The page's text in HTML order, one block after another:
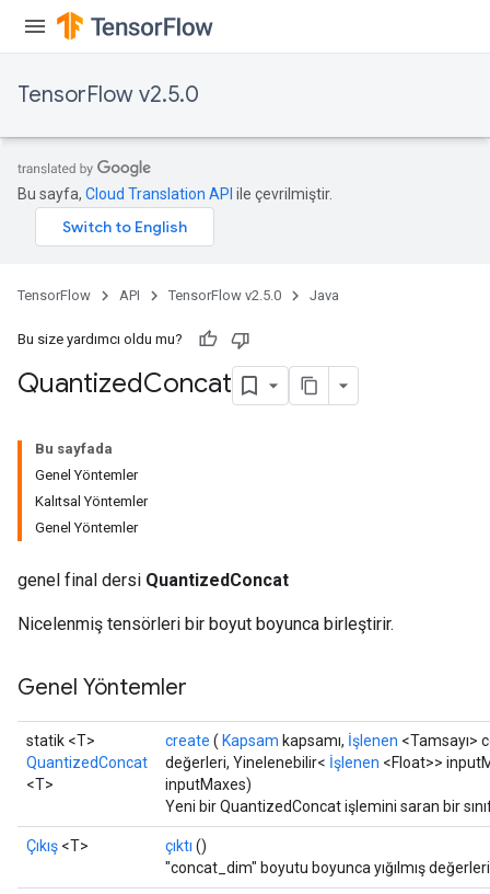
TensorFlow v2.5.0
Bu sayfa, Cloud Translation API ile çevrilmiştir.
TensorFlow API TensorFlow v2.5.0 Java
Bu size yardımcı oldu mu?
QuantizedConcat
Bu sayfada
Genel Yöntemler
Kalıtsal Yöntemler
Genel Yöntemler
genel final dersi QuantizedConcat
Nicelenmiş tensörleri bir boyut boyunca birleştirir.
Genel Yöntemler
statik <T>
QuantizedConcat
<T>
create ( Kapsam kapsamı, İşlenen <Tamsayı>
değerleri, Yinelenebilir< İşlenen <Float>>
inputMaxes)
Yeni bir QuantizedConcat işlemini saran bir
Çıkış <T> çıktı ()
"concat_dim" boyutu boyunca yığılmış